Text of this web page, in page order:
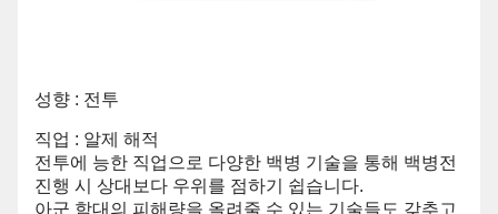
성향 : 전투
직업 : 알제 해적
전투에 능한 직업으로 다양한 백병 기술을 통해 백병전
진행 시 상대보다 우위를 점하기 쉽습니다.
아군 함대의 피해량을 올려줄 수 있는 기술들도 갖추고